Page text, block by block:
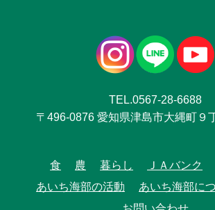
TEL.0567-28-6688
〒496-0876 愛知県津島市大縄町９
食 農 暮らし ＪＡバンク
あいち海部の活動
あいち海部に